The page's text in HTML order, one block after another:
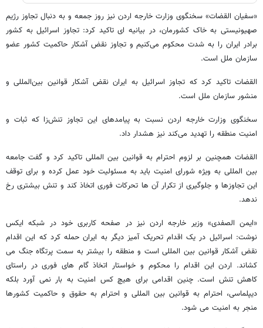
«سفیان القضات» سخنگوی وزارت خارجه اردن نیز روز جمعه و به دنبال تجاوز رژیم
صهیونیستی به خاک کشورمان، در بیانیه ای تاکید کرد: تجاوز اسرائیل به کشور
برادر ایران را به شدت محکوم می‌کنیم و تجاوز نقض آشکار حاکمیت کشور عضو
سازمان ملل است.
القضات تاکید کرد که تجاوز اسرائیل به ایران نقض آشکار قوانین بین‌المللی و
منشور سازمان ملل است.
سخنگوی وزارت خارجه اردن نسبت به پیامدهای این تجاوز تنش‌زا که ثبات و
امنیت منطقه را تهدید می‌کند نیز هشدار داد.
القضات همچنین بر لزوم احترام به قوانین بین المللی تاکید کرد و گفت جامعه
بین المللی به ویژه شورای امنیت باید به مسئولیت خود عمل کرده و برای توقف
این تجاوزها و جلوگیری از تکرار آن ها تحرکات فوری اتخاذ کند و تنش بیشتری رخ
ندهد.
«ایمن الصفدی» وزیر خارجه اردن نیز در صفحه کاربری خود در شبکه ایکس
نوشت: اسرائیل در یک اقدام تحریک آمیز دیگر به ایران حمله کرد که این اقدام
نقض آشکار قوانین بین المللی است و منطقه را بیشتر به سمت پرتگاه جنگ می
کشاند. اردن این اقدام را محکوم و خواستار اتخاذ گام های فوری در راستای
کاهش تنش است. چنین اقدامی برای هیچ کس امنیت به بار نمی آورد بلکه
دیپلماسی، احترام به قوانین بین المللی و احترام به حقوق و حاکمیت کشورها
منجر به امنیت می شود.